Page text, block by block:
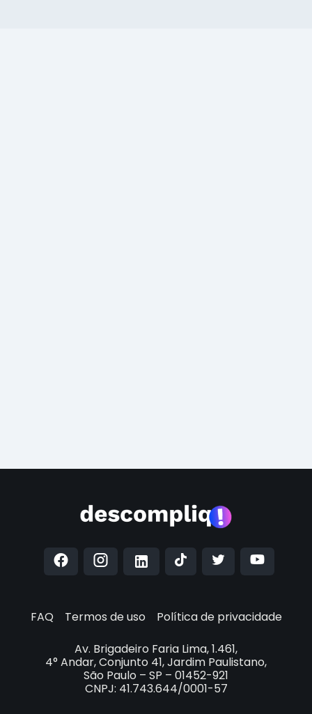
FAQ Termos de uso
Política de privacidade
Av. Brigadeiro Faria Lima, 1.461,
4° Andar, Conjunto 41, Jardim Paulistano,
São Paulo – SP – 01452-921
CNPJ: 41.743.644/0001-57